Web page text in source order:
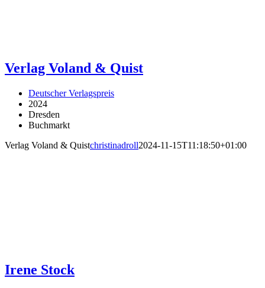
Verlag Voland & Quist
Deutscher Verlagspreis
2024
Dresden
Buchmarkt
Verlag Voland & Quistchristinadroll2024-11-15T11:18:50+01:00
Irene Stock